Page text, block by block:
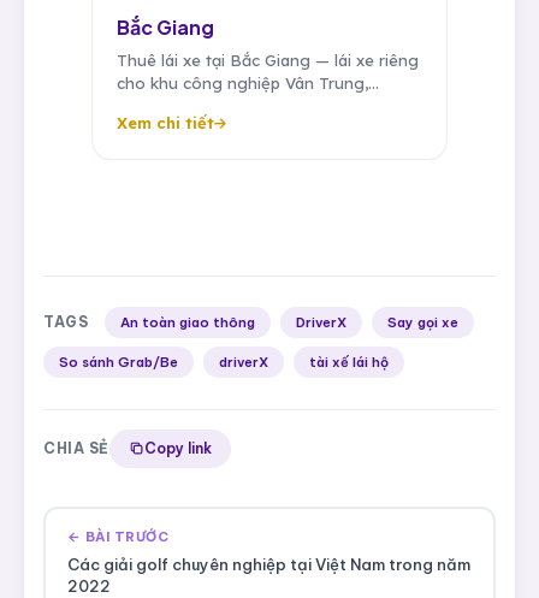
Bắc Giang
Thuê lái xe tại Bắc Giang — lái xe riêng
cho khu công nghiệp Vân Trung,
Samsung, Foxconn, tài xế cố định theo
Xem chi tiết
TAGS An toàn giao thông DriverX Say gọi xe
So sánh Grab/Be driverX tài xế lái hộ
CHIA SẺ Copy link
← BÀI TRƯỚC
Các giải golf chuyên nghiệp tại Việt Nam trong năm
2022